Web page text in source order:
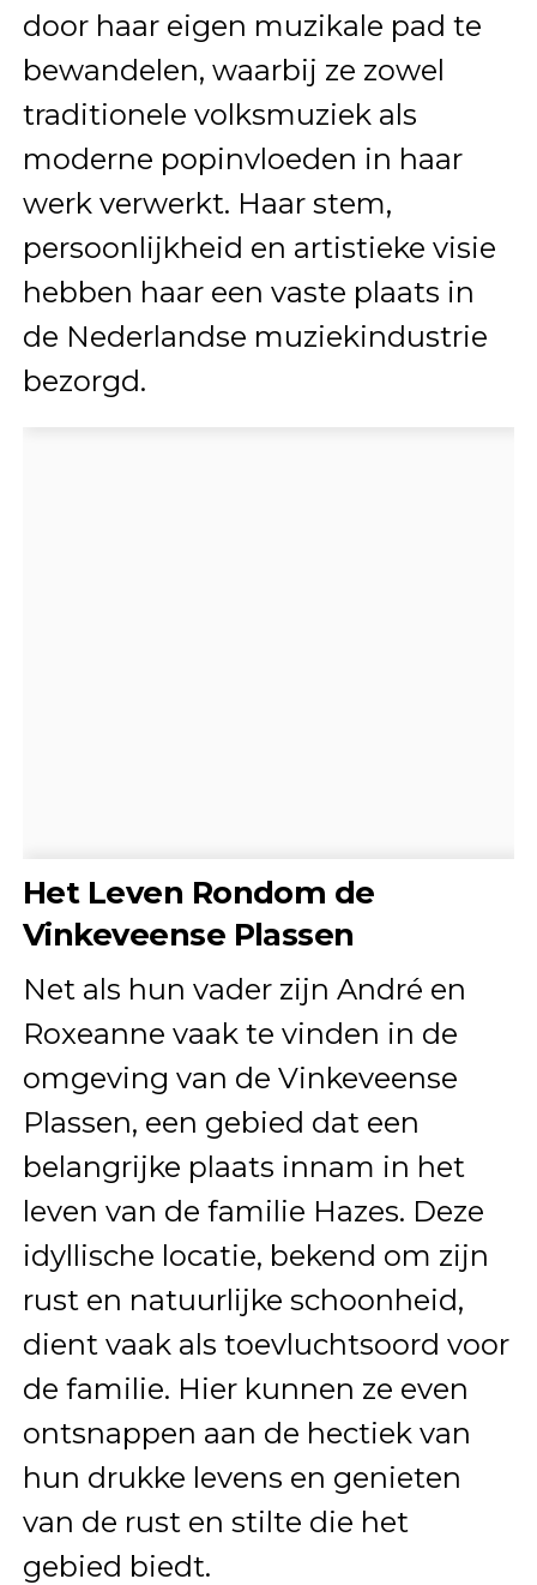
door haar eigen muzikale pad te
bewandelen, waarbij ze zowel
traditionele volksmuziek als
moderne popinvloeden in haar
werk verwerkt. Haar stem,
persoonlijkheid en artistieke visie
hebben haar een vaste plaats in
de Nederlandse muziekindustrie
bezorgd.
Het Leven Rondom de
Vinkeveense Plassen
Net als hun vader zijn André en
Roxeanne vaak te vinden in de
omgeving van de Vinkeveense
Plassen, een gebied dat een
belangrijke plaats innam in het
leven van de familie Hazes. Deze
idyllische locatie, bekend om zijn
rust en natuurlijke schoonheid,
dient vaak als toevluchtsoord voor
de familie. Hier kunnen ze even
ontsnappen aan de hectiek van
hun drukke levens en genieten
van de rust en stilte die het
gebied biedt.